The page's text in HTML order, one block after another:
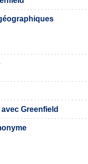
Greenfield